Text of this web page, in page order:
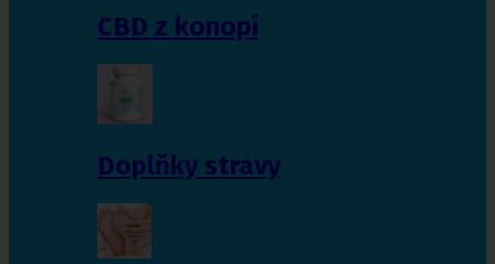
CBD z konopí
Doplňky stravy